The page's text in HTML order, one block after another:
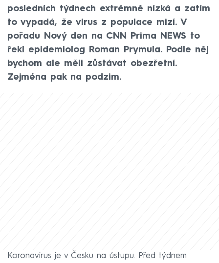
posledních týdnech extrémně nízká a zatím
to vypadá, že virus z populace mizí. V
pořadu Nový den na CNN Prima NEWS to
řekl epidemiolog Roman Prymula. Podle něj
bychom ale měli zůstávat obezřetní.
Zejména pak na podzim.
Koronavirus je v Česku na ústupu. Před týdnem